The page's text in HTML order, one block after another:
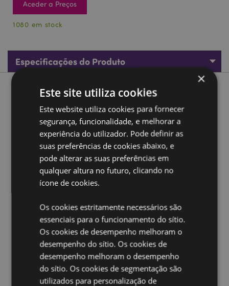
Aceder a Preços
1080 em stock
Especificações do Produto
Descrição do Produto
Kit de escavação Objetos Romanos
Material:Resina, Gesso, Areia
Marcação CE:Sim
Não adequado para:0 - 3 Anos
EN71: Sim
Ampliar informação:
Quer saber mais acerca de comprar na Puckator?
a nossaGuia de informação para o cliente.
Caracteristicas do Produto
×
Este site utiliza cookies
Este website utiliza cookies para fornecer
segurança, funcionalidade, e melhorar a
experiência do utilizador. Pode definir as
suas preferências de cookies abaixo, e
pode alterar as suas preferências em
qualquer altura no futuro, clicando no
ícone de cookies.
Os cookies estritamente necessários são
essenciais para o funcionamento do sítio.
Os cookies de desempenho melhoram o
desempenho do sítio. Os cookies de
desempenho melhoram o desempenho
do sítio. Os cookies de segmentação são
utilizados para personalização de